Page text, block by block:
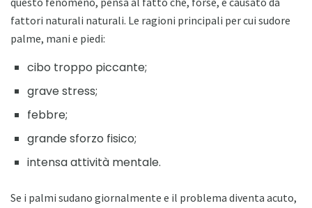
fattori naturali naturali. Le ragioni principali per cui sudore
palme, mani e piedi:
cibo troppo piccante;
grave stress;
febbre;
grande sforzo fisico;
intensa attività mentale.
Se i palmi sudano giornalmente e il problema diventa acuto,